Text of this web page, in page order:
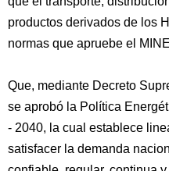
productos derivados de los
normas que apruebe el
Que, mediante Decreto
se aprobó la Política
- 2040, la cual establece
satisfacer la demanda